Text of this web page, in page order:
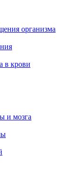
организма
в крови
и мозга